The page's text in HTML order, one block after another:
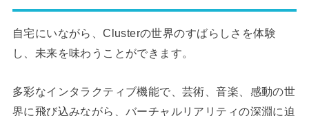
自宅にいながら、Clusterの世界のすばらしさを体験
し、未来を味わうことができます。
多彩なインタラクティブ機能で、芸術、音楽、感動の世
界に飛び込みながら、バーチャルリアリティの深淵に迫